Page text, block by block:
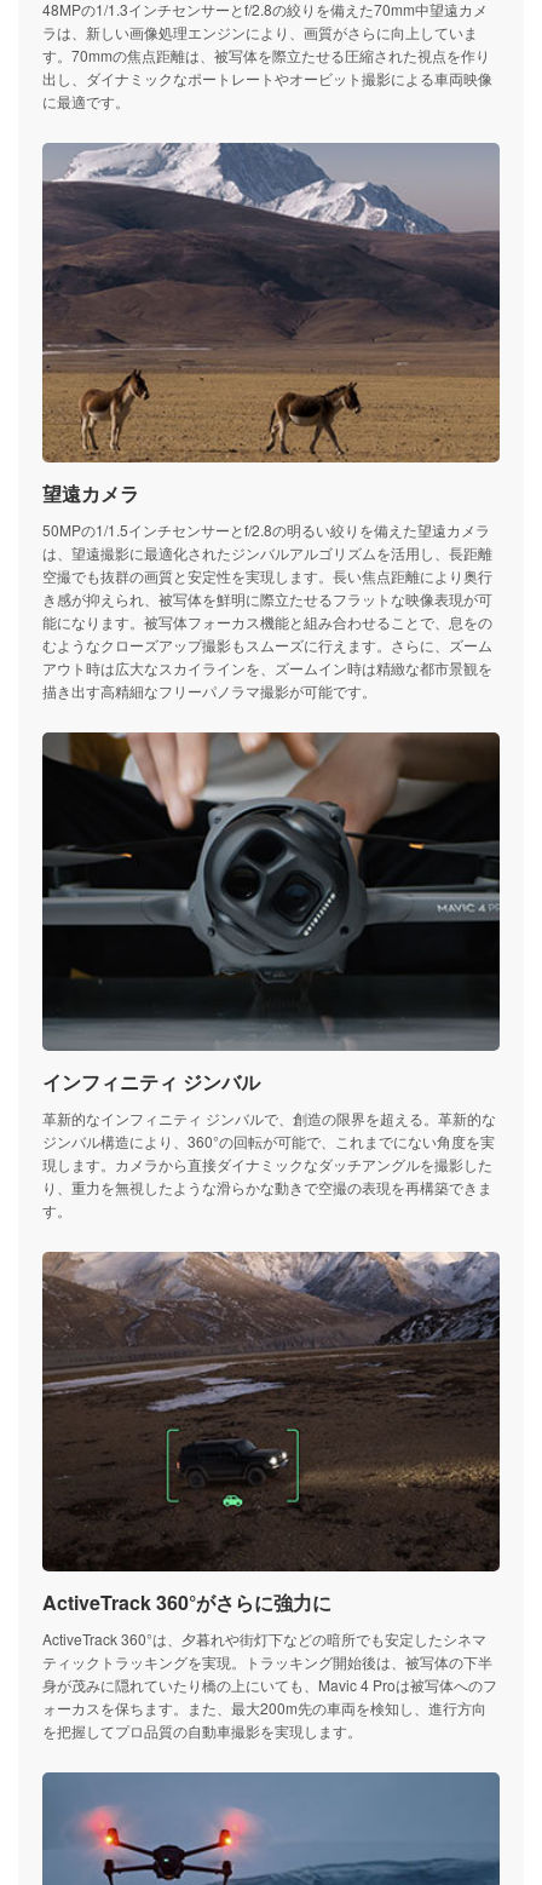
48MPの1/1.3インチセンサーとf/2.8の絞りを備えた70mm中望遠カメ
ラは、新しい画像処理エンジンにより、画質がさらに向上していま
す。70mmの焦点距離は、被写体を際立たせる圧縮された視点を作り
出し、ダイナミックなポートレートやオービット撮影による車両映像
に最適です。
望遠カメラ
50MPの1/1.5インチセンサーとf/2.8の明るい絞りを備えた望遠カメラ
は、望遠撮影に最適化されたジンバルアルゴリズムを活用し、長距離
空撮でも抜群の画質と安定性を実現します。長い焦点距離により奥行
き感が抑えられ、被写体を鮮明に際立たせるフラットな映像表現が可
能になります。被写体フォーカス機能と組み合わせることで、息をの
むようなクローズアップ撮影もスムーズに行えます。さらに、ズーム
アウト時は広大なスカイラインを、ズームイン時は精緻な都市景観を
描き出す高精細なフリーパノラマ撮影が可能です。
インフィニティ ジンバル
革新的なインフィニティ ジンバルで、創造の限界を超える。革新的な
ジンバル構造により、360°の回転が可能で、これまでにない角度を実
現します。カメラから直接ダイナミックなダッチアングルを撮影した
り、重力を無視したような滑らかな動きで空撮の表現を再構築できま
す。
ActiveTrack 360°がさらに強力に
ActiveTrack 360°は、夕暮れや街灯下などの暗所でも安定したシネマ
ティックトラッキングを実現。トラッキング開始後は、被写体の下半
身が茂みに隠れていたり橋の上にいても、Mavic 4 Proは被写体へのフ
ォーカスを保ちます。また、最大200m先の車両を検知し、進行方向
を把握してプロ品質の自動車撮影を実現します。